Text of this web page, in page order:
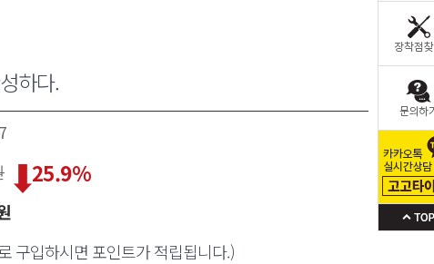
하다.
25.9%
구입하시면 포인트가 적립됩니다.)